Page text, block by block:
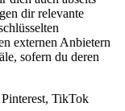
dir relevante
externen Anbietern
sofern du deren
TikTok